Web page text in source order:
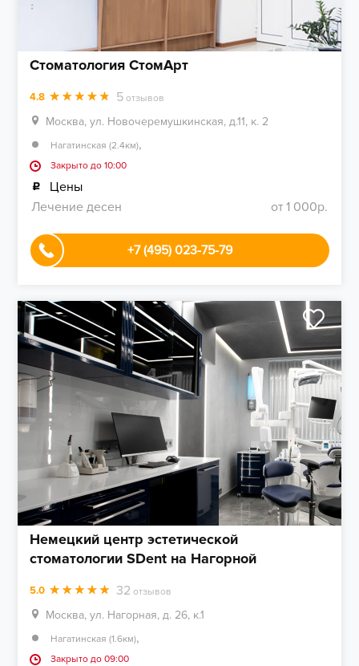
Стоматология СтомАрт
4.8 5 отзывов
Москва, ул. Новочеремушкинская, д.11, к. 2
Нагатинская (2.4км),
Закрыто до 10:00
Цены
Лечение десен
от 1 000р.
+7 (495) 023-75-79
Немецкий центр эстетической
стоматологии SDent на Нагорной
5.0 32 отзывов
Москва, ул. Нагорная, д. 26, к.1
Нагатинская (1.6км),
Закрыто до 09:00